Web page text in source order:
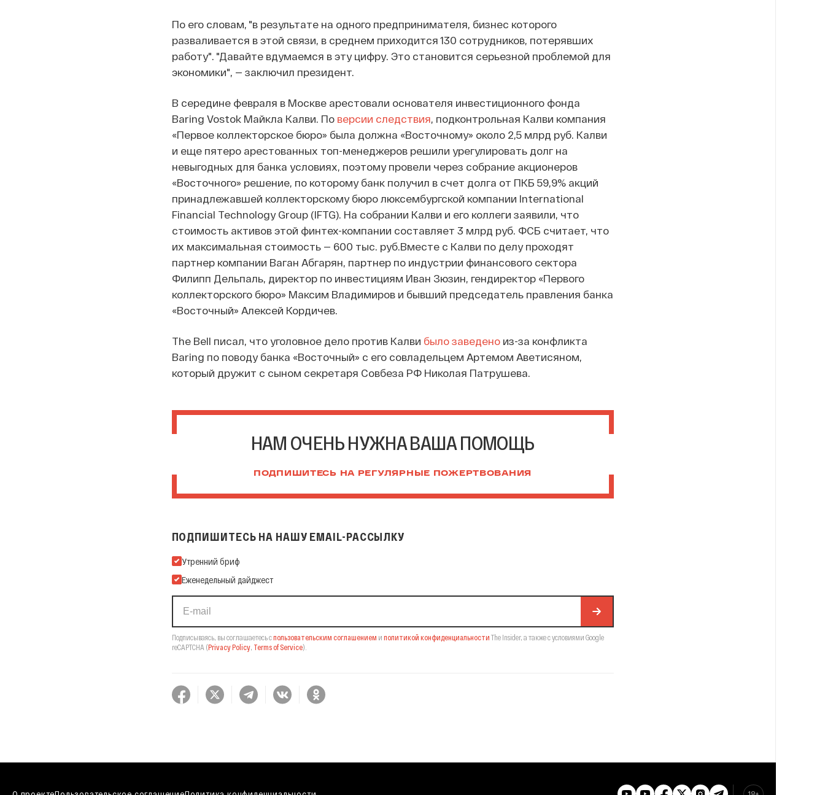
По его словам, "в результате на одного предпринимателя, бизнес которого
разваливается в этой связи, в среднем приходится 130 сотрудников, потерявших
работу". "Давайте вдумаемся в эту цифру. Это становится серьезной проблемой для
экономики", — заключил президент.
В середине февраля в Москве арестовали основателя инвестиционного фонда
Baring Vostok Майкла Калви. По версии следствия, подконтрольная Калви компания
«Первое коллекторское бюро» была должна «Восточному» около 2,5 млрд руб. Калви
и еще пятеро арестованных топ-менеджеров решили урегулировать долг на
невыгодных для банка условиях, поэтому провели через собрание акционеров
«Восточного» решение, по которому банк получил в счет долга от ПКБ 59,9% акций
принадлежавшей коллекторскому бюро люксембургской компании International
Financial Technology Group (IFTG). На собрании Калви и его коллеги заявили, что
стоимость активов этой финтех-компании составляет 3 млрд руб. ФСБ считает, что
их максимальная стоимость — 600 тыс. руб.Вместе с Калви по делу проходят
партнер компании Ваган Абгарян, партнер по индустрии финансового сектора
Филипп Дельпаль, директор по инвестициям Иван Зюзин, гендиректор «Первого
коллекторского бюро» Максим Владимиров и бывший председатель правления банка
«Восточный» Алексей Кордичев.
The Bell писал, что уголовное дело против Kалви было заведеноиз-за конфликта
Baring по поводу банка «Восточный» с его совладельцем Артемом Аветисяном,
который дружит с сыном секретаря Совбеза РФ Николая Патрушева.
НАМ ОЧЕНЬ НУЖНА ВАША ПОМОЩЬ
ПОДПИШИТЕСЬ НА РЕГУЛЯРНЫЕ ПОЖЕРТВОВАНИЯ
ПОДПИШИТЕСЬ НА НАШУ EMAIL-РАССЫЛКУ
Подпишитесь на нашу Email-рассылку
Утренний бриф
Еженедельный дайджест
Подписываясь, вы соглашаетесь спользовательским соглашением и политикой конфиденциальности The Insider, а также с условиями Google
reCAPTCHA (Privacy Policy, Terms of Service).